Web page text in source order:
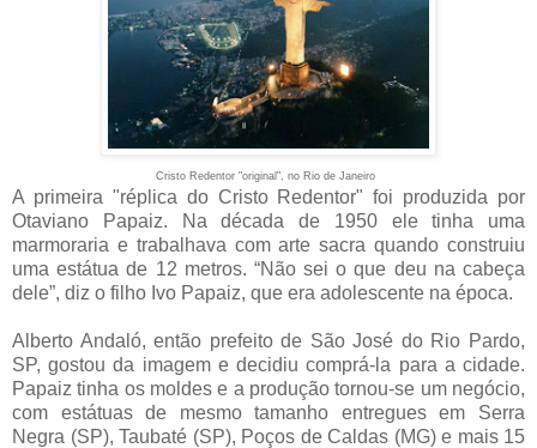
Cristo Redentor "original", no Rio de Janeiro
A primeira "réplica do Cristo Redentor" foi produzida por
Otaviano Papaiz. Na década de 1950 ele tinha uma
marmoraria e trabalhava com arte sacra quando construiu
uma estátua de 12 metros. “Não sei o que deu na cabeça
dele”, diz o filho Ivo Papaiz, que era adolescente na época.
Alberto Andaló, então prefeito de São José do Rio Pardo,
SP, gostou da imagem e decidiu comprá-la para a cidade.
Papaiz tinha os moldes e a produção tornou-se um negócio,
com estátuas de mesmo tamanho entregues em Serra
Negra (SP), Taubaté (SP), Poços de Caldas (MG) e mais 15